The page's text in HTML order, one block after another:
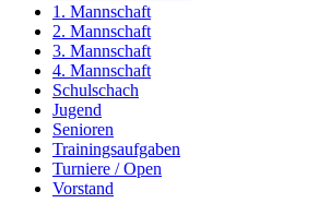
1. Mannschaft
2. Mannschaft
3. Mannschaft
4. Mannschaft
Schulschach
Jugend
Senioren
Trainingsaufgaben
Turniere / Open
Vorstand